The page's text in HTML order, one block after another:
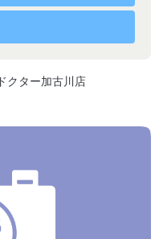
クター加古川店